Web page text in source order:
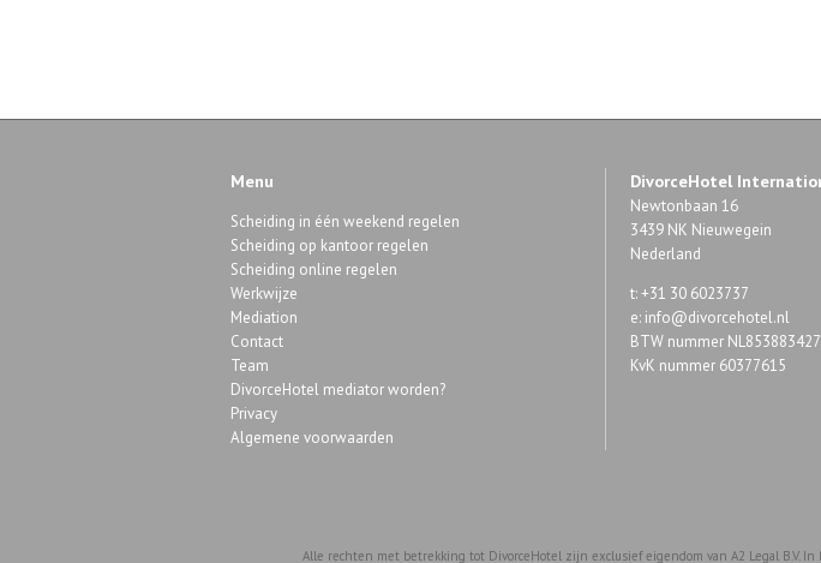
Menu
Scheiding in één weekend regelen
Scheiding op kantoor regelen
Scheiding online regelen
Werkwijze
Mediation
Contact
Team
DivorceHotel mediator worden?
Privacy
Algemene voorwaarden
DivorceHotel
Newtonbaan 16
3439 NK Nieuwegein
Nederland
t: +31 30 6023737
e: info@divorcehotel.nl
BTW nummer
KvK nummer 60377615
Alle rechten met betrekking tot DivorceHotel zijn exclusief eigendom van A2 Legal B.V.